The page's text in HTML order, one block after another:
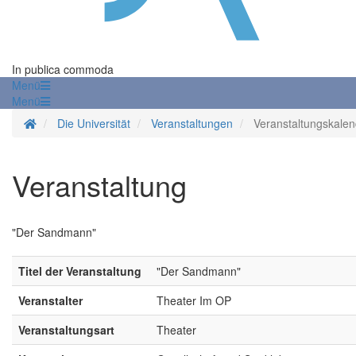
In publica commoda
Menü
Menü
StartseiteDie Universität Veranstaltungen
Veranstaltung
"Der Sandmann"
Titel der Veranstaltung
"Der Sandmann"
Veranstalter
Theater Im OP
Veranstaltungsart
Theater